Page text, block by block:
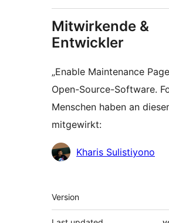
Mitwirkende &
Entwickler
„Enable Maintenance
Open-Source-Software.
Menschen haben an
mitgewirkt:
MitwirkendeKharis Sulistiyono
Meta
Version